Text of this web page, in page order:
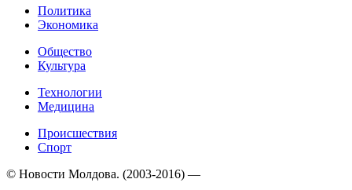
Политика
Экономика
Общество
Культура
Технологии
Медицина
Происшествия
Спорт
© Новости Молдова. (2003-2016) —